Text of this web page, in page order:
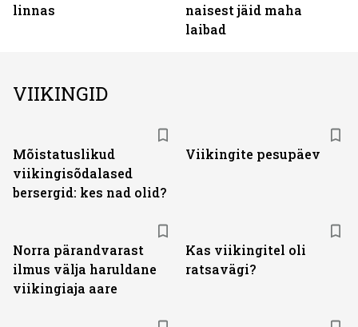
linnas
naisest jäid maha
laibad
VIIKINGID
Mõistatuslikud
viikingisõdalased
bersergid: kes nad olid?
Viikingite pesupäev
Norra pärandvarast
ilmus välja haruldane
viikingiaja aare
Kas viikingitel oli
ratsavägi?